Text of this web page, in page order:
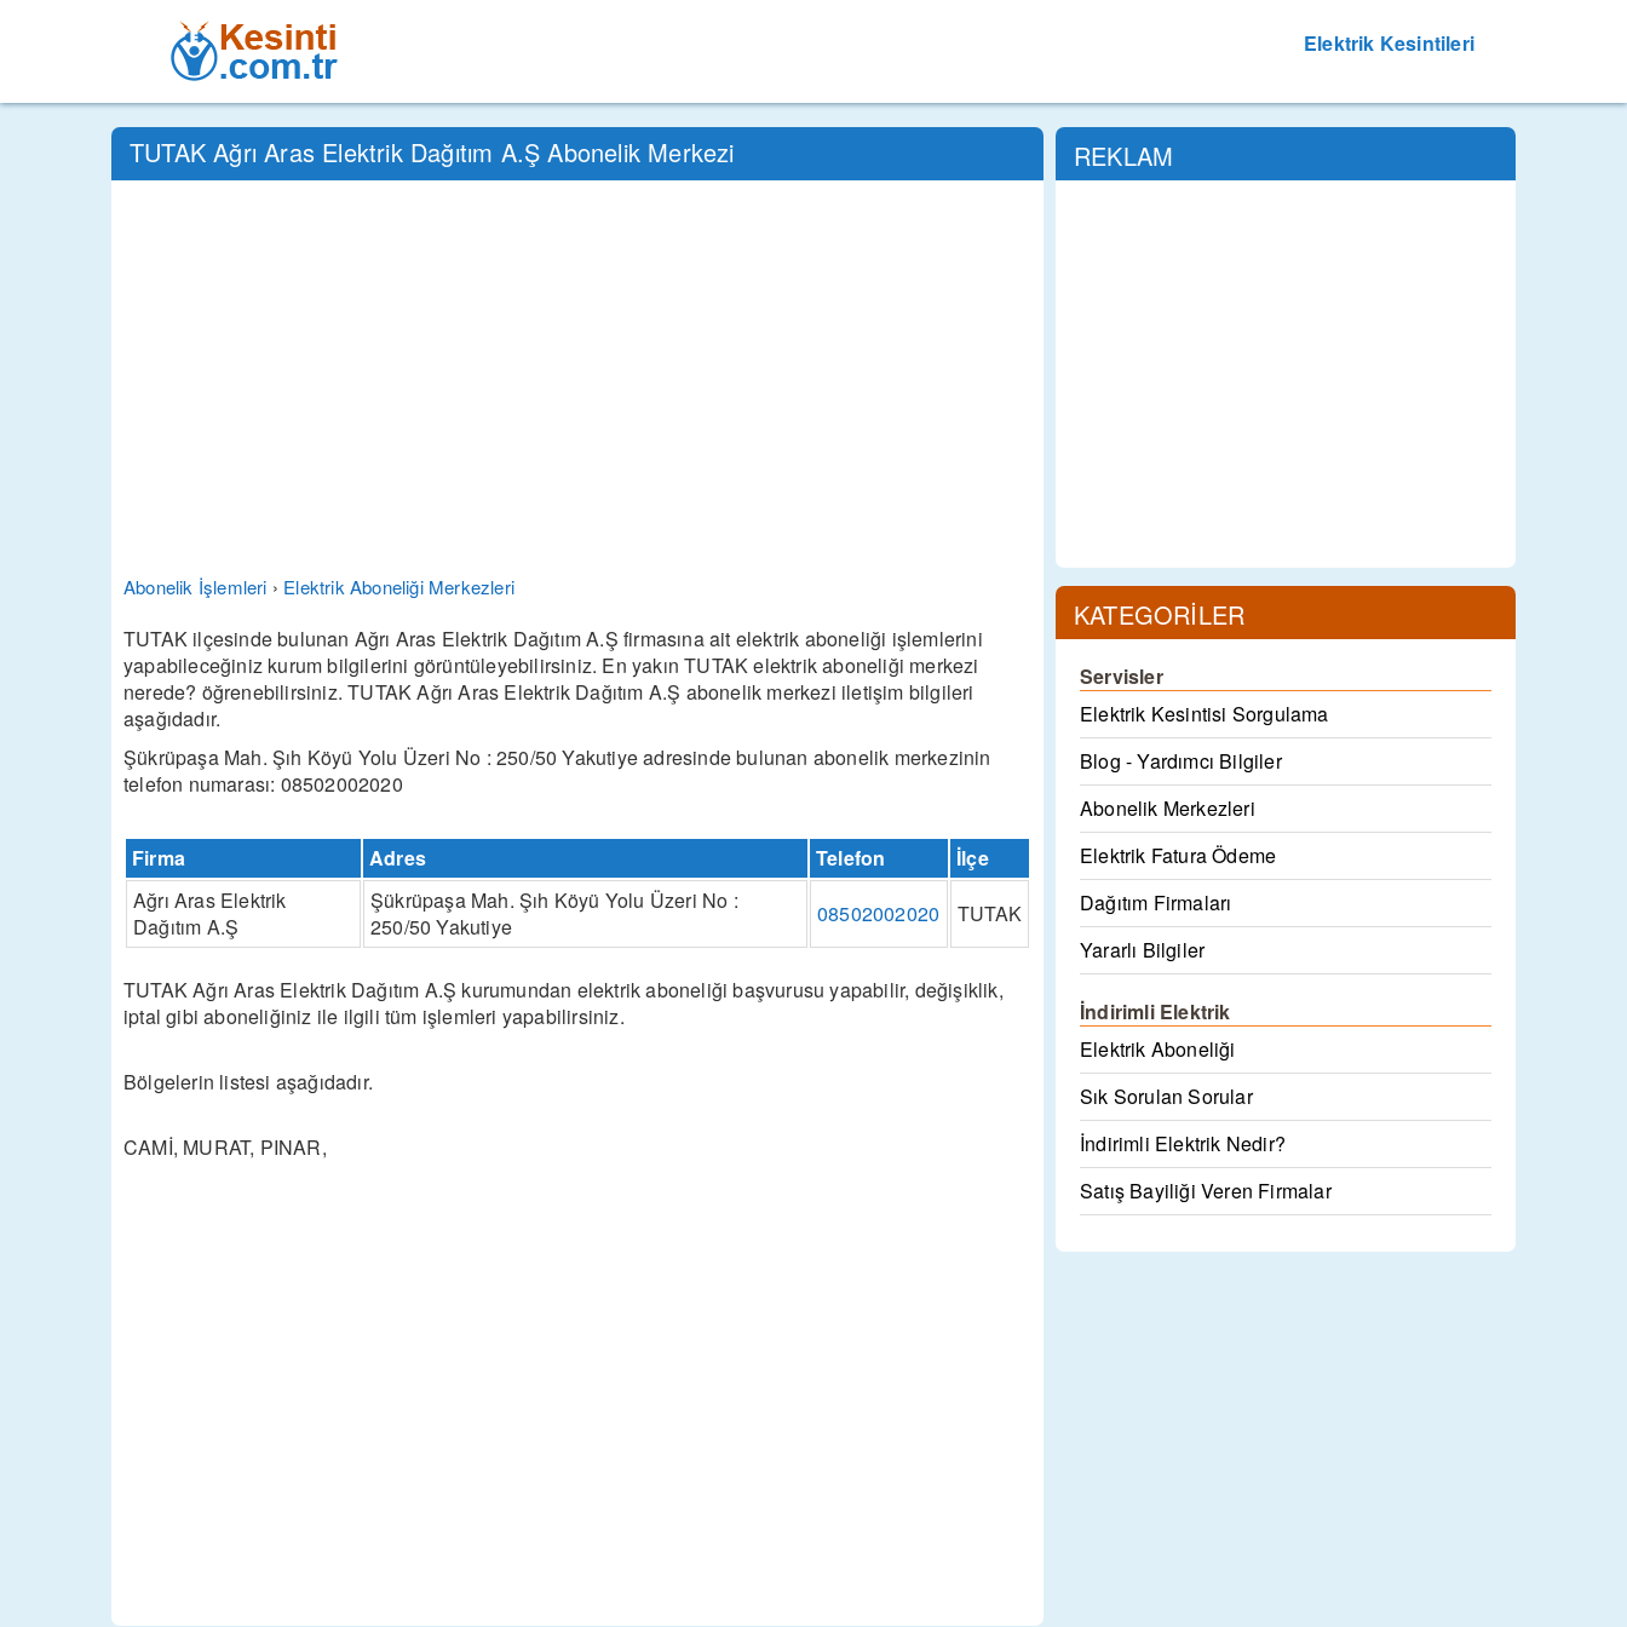
Elektrik Kesintileri
TUTAK Ağrı Aras Elektrik Dağıtım A.Ş Abonelik Merkezi
Abonelik İşlemleri › Elektrik Aboneliği Merkezleri
TUTAK ilçesinde bulunan Ağrı Aras Elektrik Dağıtım A.Ş firmasına ait elektrik aboneliği işlemlerini
yapabileceğiniz kurum bilgilerini görüntüleyebilirsiniz. En yakın TUTAK elektrik aboneliği merkezi
nerede? öğrenebilirsiniz. TUTAK Ağrı Aras Elektrik Dağıtım A.Ş abonelik merkezi iletişim bilgileri
aşağıdadır.
Şükrüpaşa Mah. Şıh Köyü Yolu Üzeri No : 250/50 Yakutiye adresinde bulunan abonelik merkezinin
telefon numarası: 08502002020
Firma Adres Telefon
İlçe
Ağrı Aras Elektrik
Dağıtım A.Ş
Şükrüpaşa Mah. Şıh Köyü Yolu Üzeri No :
250/50 Yakutiye
08502002020 TUTAK
TUTAK Ağrı Aras Elektrik Dağıtım A.Ş kurumundan elektrik aboneliği başvurusu yapabilir, değişiklik,
iptal gibi aboneliğiniz ile ilgili tüm işlemleri yapabilirsiniz.
Bölgelerin listesi aşağıdadır.
CAMİ, MURAT, PINAR,
REKLAM
KATEGORİLER
Servisler
Elektrik Kesintisi Sorgulama
Blog - Yardımcı Bilgiler
Abonelik Merkezleri
Elektrik Fatura Ödeme
Dağıtım Firmaları
Yararlı Bilgiler
İndirimli Elektrik
Elektrik Aboneliği
Sık Sorulan Sorular
İndirimli Elektrik Nedir?
Satış Bayiliği Veren Firmalar